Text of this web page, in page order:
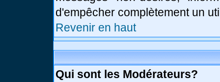
d'empêcher complètement un
Revenir en haut
Qui sont les Modérateurs?